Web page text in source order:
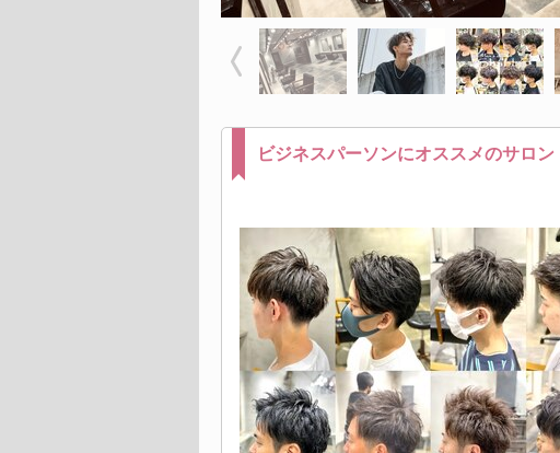
ビジネスパーソンにオススメのサロン